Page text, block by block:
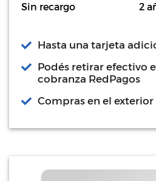
Sin recargo 2
Hasta una tarjeta
Podés retirar efectivo
cobranza RedPagos
Compras en el